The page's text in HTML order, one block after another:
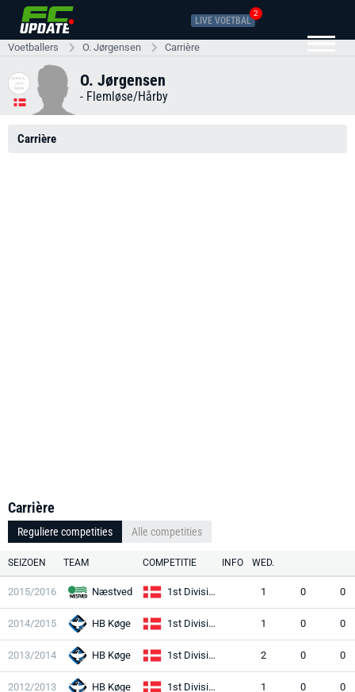
LIVE VOETBAL
2
Voetballers O. Jørgensen Carrière
O. Jørgensen
- Flemløse/Hårby
Carrière
Carrière
Reguliere competities Alle competities
SEIZOEN TEAM COMPETITIE INFO WED.
2015/2016 Næstved 1st Division 1 0 0
2014/2015 HB Køge 1st Division 1 0 0
2013/2014 HB Køge 1st Division 2 0 0
2012/2013 HB Køge 1st Division 1 0 0